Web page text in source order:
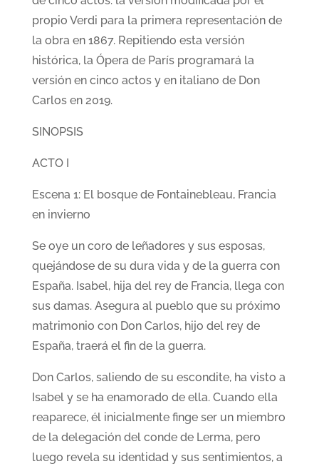
propio Verdi para la primera representación de
la obra en 1867. Repitiendo esta versión
histórica, la Ópera de París programará la
versión en cinco actos y en italiano de Don
Carlos en 2019.
SINOPSIS
ACTO I
Escena 1: El bosque de Fontainebleau, Francia
en invierno
Se oye un coro de leñadores y sus esposas,
quejándose de su dura vida y de la guerra con
España. Isabel, hija del rey de Francia, llega con
sus damas. Asegura al pueblo que su próximo
matrimonio con Don Carlos, hijo del rey de
España, traerá el fin de la guerra.
Don Carlos, saliendo de su escondite, ha visto a
Isabel y se ha enamorado de ella. Cuando ella
reaparece, él inicialmente finge ser un miembro
de la delegación del conde de Lerma, pero
luego revela su identidad y sus sentimientos, a